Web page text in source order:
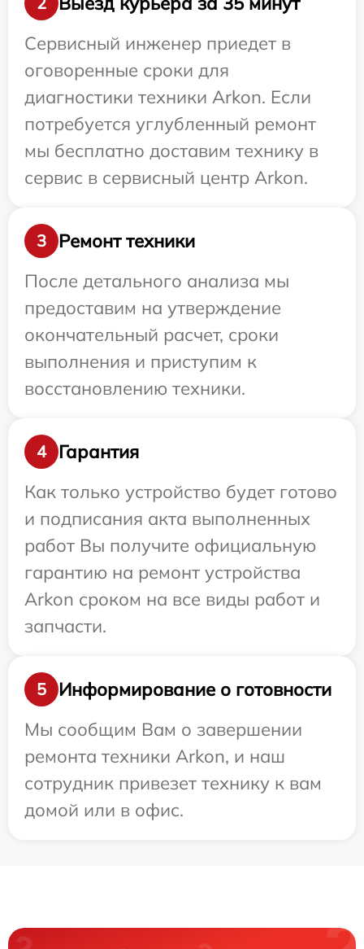
Сервисный инженер приедет в
оговоренные сроки для
диагностики техники Arkon. Если
потребуется углубленный ремонт
мы бесплатно доставим технику в
сервис в сервисный центр Arkon.
3
Ремонт техники
После детального анализа мы
предоставим на утверждение
окончательный расчет, сроки
выполнения и приступим к
восстановлению техники.
4
Гарантия
Как только устройство будет готово
и подписания акта выполненных
работ Вы получите официальную
гарантию на ремонт устройства
Arkon сроком на все виды работ и
запчасти.
5
Информирование о готовности
Мы сообщим Вам о завершении
ремонта техники Arkon, и наш
сотрудник привезет технику к вам
домой или в офис.